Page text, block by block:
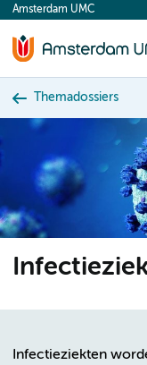
content
Amsterdam UMC
Themadossiers
Infectieziekten